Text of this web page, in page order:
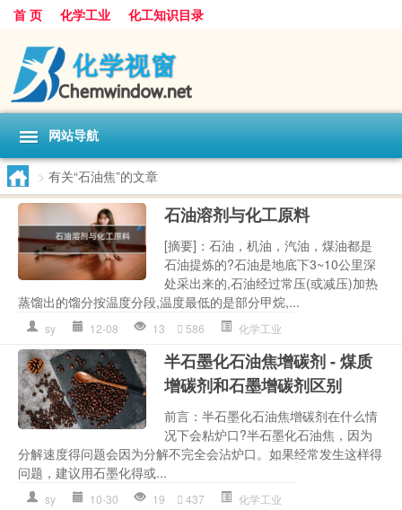
首 页 化学工业 化工知识目录
网站导航
> 有关“石油焦”的文章
石油溶剂与化工原料
[摘要]：石油，机油，汽油，煤油都是
石油提炼的?石油是地底下3~10公里深
处采出来的,石油经过常压(或减压)加热
蒸馏出的馏分按温度分段,温度最低的是部分甲烷,...
sy 12-08 13 586 化学工业
半石墨化石油焦增碳剂 - 煤质
增碳剂和石墨增碳剂区别
前言：半石墨化石油焦增碳剂在什么情
况下会粘炉口?半石墨化石油焦，因为
分解速度得问题会因为分解不完全会沾炉口。如果经常发生这样得
问题，建议用石墨化得或...
sy 10-30 19 437 化学工业